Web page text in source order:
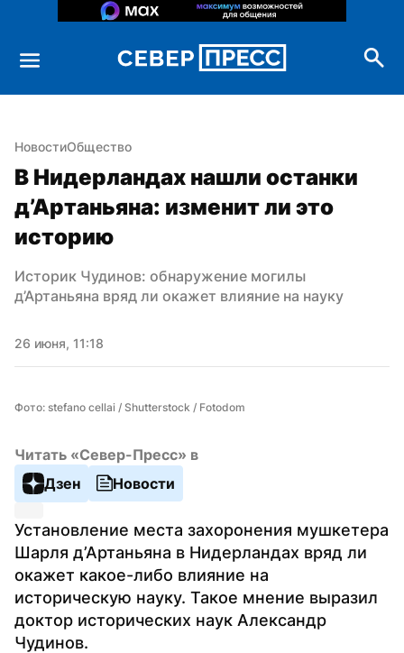
НовостиОбщество
В Нидерландах нашли останки
д’Артаньяна: изменит ли это
историю
Историк Чудинов: обнаружение могилы
д’Артаньяна вряд ли окажет влияние на науку
26 июня, 11:18
Фото: stefano cellai / Shutterstock / Fotodom
Читать «Север-Пресс» в
Дзен
Новости
Установление места захоронения мушкетера
Шарля д’Артаньяна в Нидерландах вряд ли
окажет какое-либо влияние на
историческую науку. Такое мнение выразил
доктор исторических наук Александр
Чудинов.